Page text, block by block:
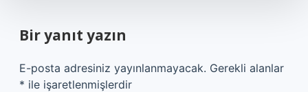
Bir yanıt yazın
E-posta adresiniz yayınlanmayacak. Gerekli alanlar
* ile işaretlenmişlerdir